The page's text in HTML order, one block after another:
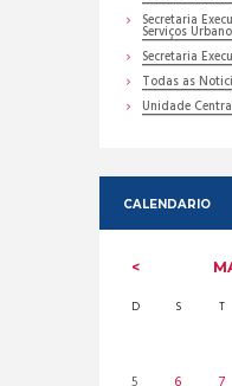
Secretaria
Serviços
Secretaria
Todas as
Unidade
CALENDARIO
D S T